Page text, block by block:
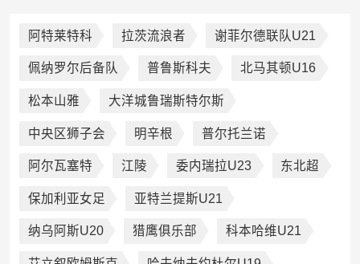
阿特莱特科 拉茨流浪者 谢菲尔德联队U21
佩纳罗尔后备队 普鲁斯科夫 北马其顿U16
松本山雅 大洋城鲁瑞斯特尔斯
中央区狮子会 明辛根 普尔托兰诺
阿尔瓦塞特 江陵 委内瑞拉U23 东北超
保加利亚女足 亚特兰提斯U21
纳乌阿斯U20 猎鹰俱乐部 科本哈维U21